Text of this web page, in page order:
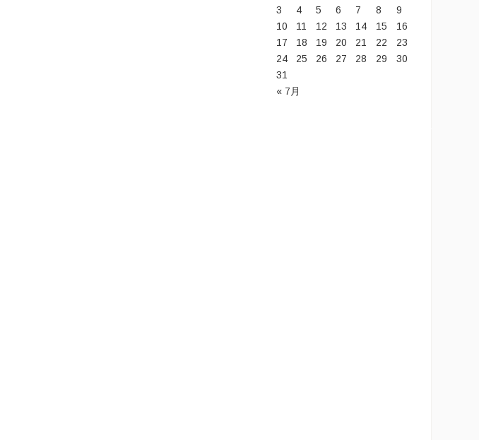
« 7月
3
4 5 6 7 8
9
10
11 12 13 14 15
16
17
18 19 20 21 22
23
24
25 26 27 28 29
30
31